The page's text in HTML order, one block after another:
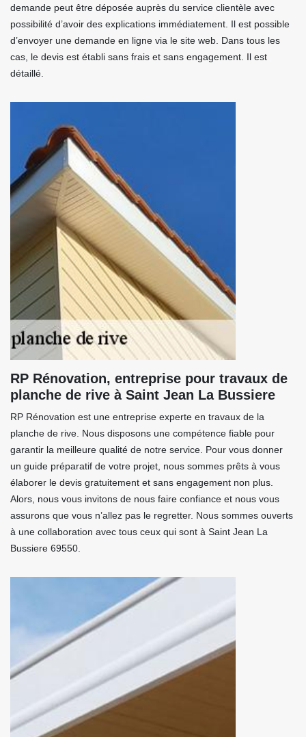
demande peut être déposée auprès du service clientèle avec
possibilité d’avoir des explications immédiatement. Il est possible
d’envoyer une demande en ligne via le site web. Dans tous les
cas, le devis est établi sans frais et sans engagement. Il est
détaillé.
RP Rénovation, entreprise pour travaux de
planche de rive à Saint Jean La Bussiere
RP Rénovation est une entreprise experte en travaux de la
planche de rive. Nous disposons une compétence fiable pour
garantir la meilleure qualité de notre service. Pour vous donner
un guide préparatif de votre projet, nous sommes prêts à vous
élaborer le devis gratuitement et sans engagement non plus.
Alors, nous vous invitons de nous faire confiance et nous vous
assurons que vous n’allez pas le regretter. Nous sommes ouverts
à une collaboration avec tous ceux qui sont à Saint Jean La
Bussiere 69550.